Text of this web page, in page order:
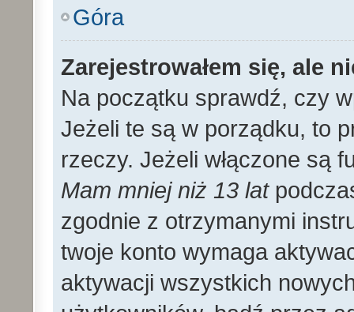
Góra
Zarejestrowałem się, ale
Na początku sprawdź, czy
Jeżeli te są w porządku, to
rzeczy. Jeżeli włączone są
Mam mniej niż 13 lat
zgodnie z otrzymanymi
twoje konto wymaga
aktywacji wszystkich